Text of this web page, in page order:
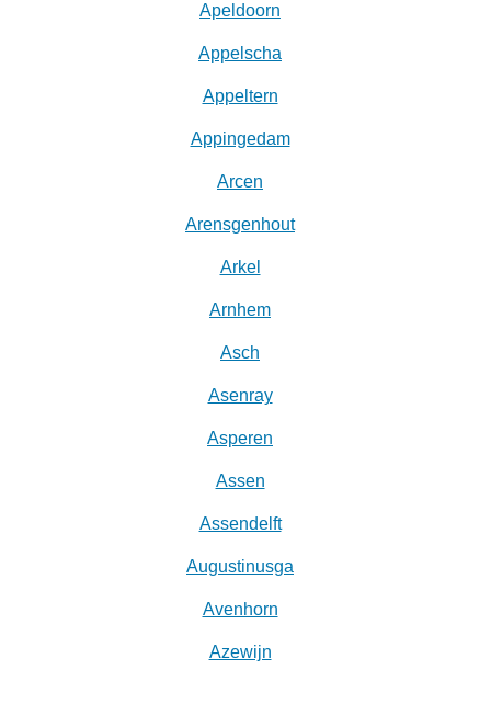
Apeldoorn
Appelscha
Appeltern
Appingedam
Arcen
Arensgenhout
Arkel
Arnhem
Asch
Asenray
Asperen
Assen
Assendelft
Augustinusga
Avenhorn
Azewijn